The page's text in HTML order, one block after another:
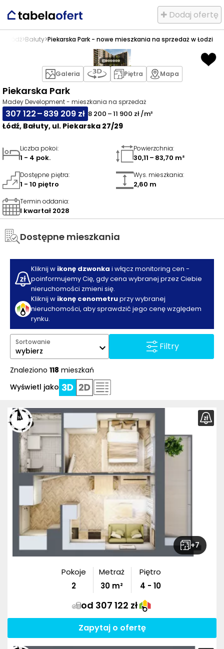
✚ Dodaj ofertę
Łódź>Bałuty>Piekarska Park - nowe mieszkania na sprzedaż w Łodzi
Piekarska Park
Madey Development - mieszkania na sprzedaż
307 122 – 839 209 zł 8 200 – 11 900 zł /m²
Łódź, Bałuty, ul. Piekarska 27/29
Galeria Piętra Mapa
Liczba pokoi:
1 - 4 pok.
Powierzchnia:
30,11 – 83,70 m²
Dostępne piętra:
1 - 10 piętro
Wys. mieszkania:
2,60 m
Termin oddania:
I kwartał 2028
Dostępne mieszkania
Kliknij w ikonę dzwonka i włącz monitoring cen -
poinformujemy Cię, gdy cena wybranej przez Ciebie
nieruchomości zmieni się.
Kliknij w ikonę cenometruprzy wybranej
nieruchomości, aby sprawdzić jego cenę względem
rynku.
Filtry
Sortowanie
wybierz
Znaleziono 118 mieszkań
Wyświetl jako
+7
Pokoje
2
Metraż
30 m²
Piętro
4 - 10
od 307 122 zł
Zapytaj o ofertę